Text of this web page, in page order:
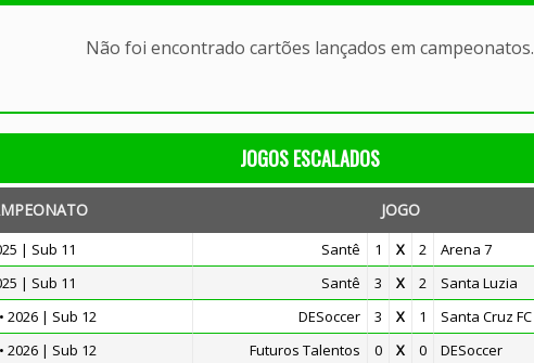
Não foi encontrado cartões lançados em campeonatos.
JOGOS ESCALADOS
JOGO
| Sub 11 Santê 1 X 2 Arena 7
| Sub 11 Santê 3 X 2 Santa Luzia
2026 | Sub 12 DESoccer 3 X 1 Santa Cruz FC
2026 | Sub 12 Futuros Talentos 0 X 0 DESoccer